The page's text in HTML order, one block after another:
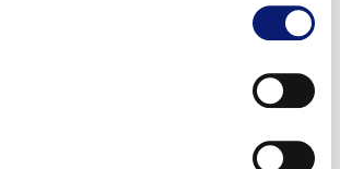
alk. 587 €/kk